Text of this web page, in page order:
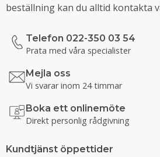
beställning kan du alltid kontakta
Telefon 022-350 03 54
Prata med våra specialister
Mejla oss
Vi svarar inom 24 timmar
Boka ett onlinemöte
Direkt personlig rådgivning
Kundtjänst öppettider